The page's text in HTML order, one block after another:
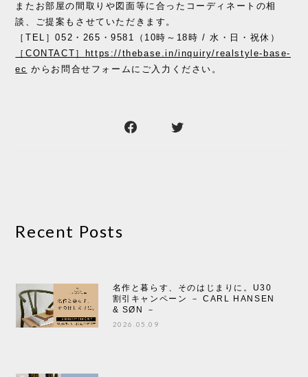
またお部屋の間取りや図面等に合ったコーディネートの相
談、ご提案もさせていただきます。
［TEL］052・265・9581（10時～18時 / 水・日・祝休）
［CONTACT］https://thebase.in/inquiry/realstyle-base-
ec からお問合せフォームにご入力ください。
Recent Posts
名作と暮らす、そのはじまりに。U30
割引キャンペーン － CARL HANSEN
& SØN －
2026.05.09